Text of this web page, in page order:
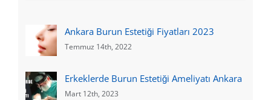
Ankara Burun Estetiği Fiyatları 2023
Temmuz 14th, 2022
Erkeklerde Burun Estetiği Ameliyatı Ankara
Mart 12th, 2023